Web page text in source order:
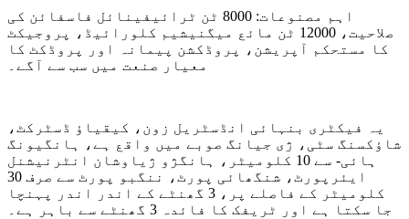
اہم مصنوعات: 8000 ٹن ٹرائیفینائل فاسفائن کی
صلاحیت، 12000 ٹن مائع میگنیشیم کلورائیڈ، پروجیکٹ
کا مستحکم آپریشن، پروڈکشن پیمانہ اور پروڈکٹ کا
معیار صنعت میں سب سے آگے۔
یہ فیکٹری بنہائی انڈسٹریل زون، کیقیاؤ ڈسٹرکٹ،
شاؤکسنگ سٹی، ژی جیانگ صوبے میں واقع ہے، ہانگیونگ
ہائی- سے 10 کلومیٹر، ہانگژو ژیاوشان انٹرنیشنل
ایئرپورٹ، شنگھائی پورٹ، ننگبو پورٹ سے صرف 30
کلومیٹر کے فاصلے پر، 3 گھنٹے کے اندر اندر پہنچا
جا سکتا ہے اور ٹریفک کا فائدہ 3 گھنٹے سے باہر ہے۔